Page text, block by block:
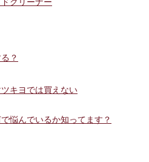
？
キヨでは買えない
で悩んでいるか知ってます？